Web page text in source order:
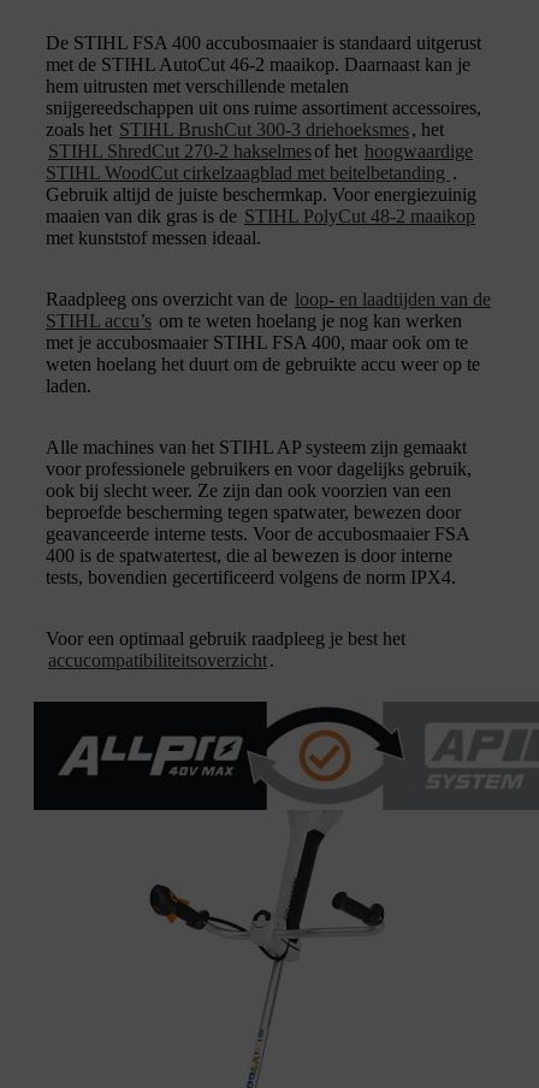
De STIHL FSA 400 accubosmaaier is standaard uitgerust
met de STIHL AutoCut 46-2 maaikop. Daarnaast kan je
hem uitrusten met verschillende metalen
snijgereedschappen uit ons ruime assortiment accessoires,
zoals het STIHL BrushCut 300-3 driehoeksmes, het
STIHL ShredCut 270-2 hakselmesof het hoogwaardige
STIHL WoodCut cirkelzaagblad met beitelbetanding .
Gebruik altijd de juiste beschermkap. Voor energiezuinig
maaien van dik gras is de STIHL PolyCut 48-2 maaikop
met kunststof messen ideaal.
Raadpleeg ons overzicht van de loop- en laadtijden van de
STIHL accu’s om te weten hoelang je nog kan werken
met je accubosmaaier STIHL FSA 400, maar ook om te
weten hoelang het duurt om de gebruikte accu weer op te
laden.
Alle machines van het STIHL AP systeem zijn gemaakt
voor professionele gebruikers en voor dagelijks gebruik,
ook bij slecht weer. Ze zijn dan ook voorzien van een
beproefde bescherming tegen spatwater, bewezen door
geavanceerde interne tests. Voor de accubosmaaier FSA
400 is de spatwatertest, die al bewezen is door interne
tests, bovendien gecertificeerd volgens de norm IPX4.
Voor een optimaal gebruik raadpleeg je best het
accucompatibiliteitsoverzicht.